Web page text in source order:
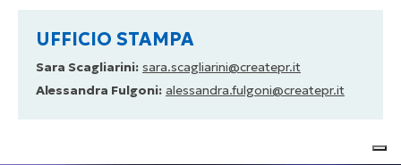
UFFICIO STAMPA
Sara Scagliarini: sara.scagliarini@createpr.it
Alessandra Fulgoni: alessandra.fulgoni@createpr.it